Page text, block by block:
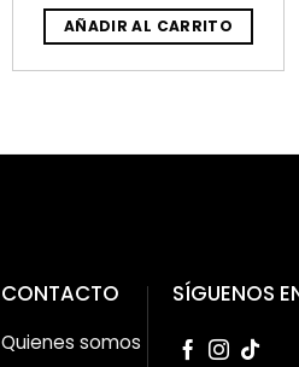
AÑADIR AL CARRITO
CONTACTO
Quienes somos
SÍGUENOS